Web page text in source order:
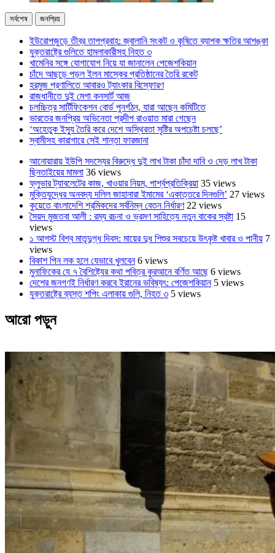
সর্বশেষ জনপ্রিয়
ইউরোপজুড়ে তীব্র তাপপ্রবাহ: জ্বালানি সংকট ও কৃষিতে ব্যাপক ক্ষতির আশঙ্কা
যুক্তরাষ্ট্রে গুলিতে হামলাকারীসহ নিহত ৩
খামেনির সঙ্গে যোগাযোগ নিয়ে যা জানালেন পেজেশকিয়ান
চাঁদে আছড়ে পড়ল ইলন মাস্কের প্রতিষ্ঠানের তৈরি রকেট
হরমুজ প্রণালিতে আবারও ট্যাংকার বিস্ফোরণ
রাজধানীতে দুই মেগা কনসার্ট আজ
চলচ্চিত্র সার্টিফিকেশন বোর্ড পুনর্গঠন, যারা আছেন কমিটিতে
ভারতের জনপ্রিয় অভিনেতা প্রদীপ রাওয়াত মারা গেছেন
‘অহেতুক ইস্যু তৈরি করে দেশে অস্থিরতা সৃষ্টির অপচেষ্টা চলছে’
স্বামীসহ কারাগারে সেই শান্তা ফারজানা
আনোয়ারায় ইউপি সদস্যের বিরুদ্ধে দুই লাখ টাকা চাঁদা দাবি ও দেড় লাখ টাকা
ছিনতাইয়ের মামলা 36 views
ফ্লুভার ট্যাবলেটের কাজ, খাওয়ার নিয়ম, পার্শ্বপ্রতিক্রিয়া 35 views
মুক্তিযুদ্ধের অনবদ্য দলিল জাহানারা ইমামের ‘একাত্তরে দিনগুলি’ 27 views
কুয়েতে বাংলাদেশি শ্রমিকদের সর্বনিম্ন বেতন নির্ধারণ 22 views
সৈয়দ মুজতবা আলী : রম্য রচনা ও ভ্রমণ সাহিত্যে নতুন বাকের স্রষ্টা 15
views
১ আগস্ট বিশ্ব মাতৃদুগ্ধ দিবস: মায়ের দুধ শিশুর সবচেয়ে উৎকৃষ্ট খাবার ও পানীয় 7
views
বিকাশ পিন লক হলে যেভাবে খুলবেন 6 views
মুনাফিকের যে ৭ বৈশিষ্ট্যের কথা পবিত্র কুরআনে বর্ণিত আছে 6 views
দেশের জনগণই নির্ধারণ করবে ইরানের ভবিষ্যৎ: পেজেশকিয়ান 5 views
যুক্তরাষ্ট্রে ব্যস্ত শপিং এলাকায় গুলি, নিহত ৩ 5 views
আরো পড়ুন